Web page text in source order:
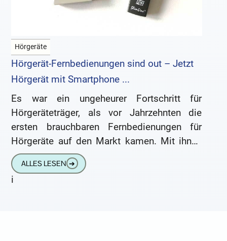
Hörgeräte
Hörgerät-Fernbedienungen sind out – Jetzt
Hörgerät mit Smartphone ...
Es war ein ungeheurer Fortschritt für
Hörgeräteträger, als vor Jahrzehnten die
ersten brauchbaren Fernbedienungen für
Hörgeräte auf den Markt kamen. Mit ihnen
konnten die Hörgeräte endlich eingestellt
und umgeschaltet werden,
ALLES LESEN ➔
i